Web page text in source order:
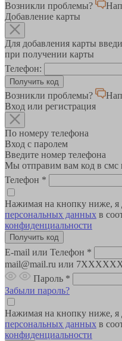
Возникли проблемы?
Добавление карты
Для добавления карты
при получении карты
Телефон:
Возникли проблемы?
Вход или регистрация
По номеру телефона
Вход с паролем
Введите номер телефона
Мы отправим вам код в смс
Телефон *
Нажимая на кнопку ниже, я
персональных данных в
конфиденциальности
E-mail или Телефон *
mail@mail.ru или
Пароль *
Забыли пароль?
Нажимая на кнопку ниже, я
персональных данных в
конфиденциальности